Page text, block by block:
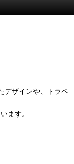
デザインや、トラベ
ます。